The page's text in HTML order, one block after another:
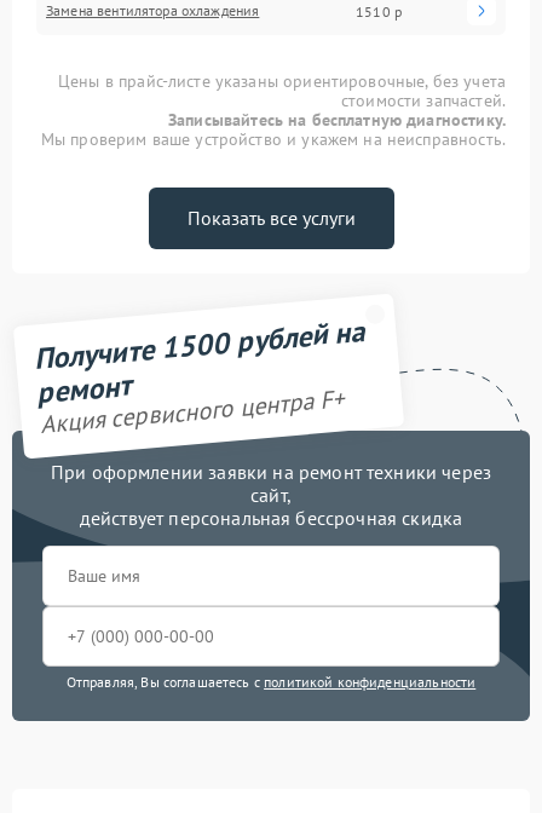
Замена вентилятора охлаждения 1510 р
Цены в прайс-листе указаны ориентировочные, без учета
стоимости запчастей.
Записывайтесь на бесплатную диагностику.
Мы проверим ваше устройство и укажем на неисправность.
Показать все услуги
Получите 1500 рублей на
ремонт
Акция сервисного центра F+
При оформлении заявки на ремонт техники через
сайт,
действует персональная бессрочная скидка
Отправляя, Вы соглашаетесь с политикой конфиденциальности